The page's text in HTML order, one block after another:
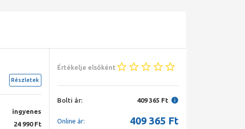
Részletek
ingyenes
24 990 Ft
Értékelje elsőként
Bolti ár: 409 365 Ft
Online ár: 409 365 Ft